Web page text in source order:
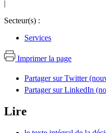
|
Secteur(s) :
Services
Imprimer la page
Partager sur Twitter
Partager sur LinkedIn
Lire